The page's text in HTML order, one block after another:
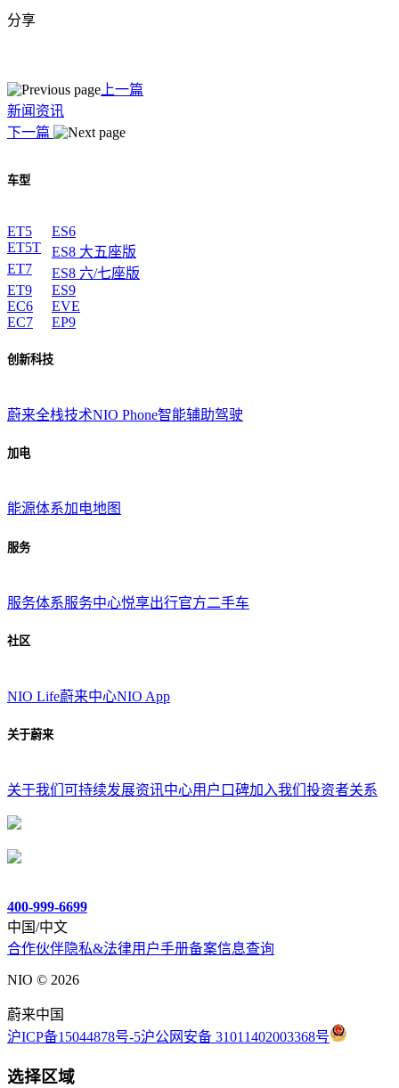
分享
上一篇
新闻资讯
下一篇
车型
ET5
ET5T
ET7
ET9
EC6
EC7
ES6
ES8 大五座版
ES8 六/七座版
ES9
EVE
EP9
创新科技
蔚来全栈技术NIO Phone智能辅助驾驶
加电
能源体系加电地图
服务
服务体系服务中心悦享出行官方二手车
社区
NIO Life蔚来中心NIO App
关于蔚来
关于我们 可持续发展资讯中心用户口碑加入我们 投资者关系
400-999-6699
中国/中文
合作伙伴隐私&法律用户手册备案信息查询
NIO © 2026
蔚来中国
沪ICP备15044878号-5沪公网安备 31011402003368号
选择区域